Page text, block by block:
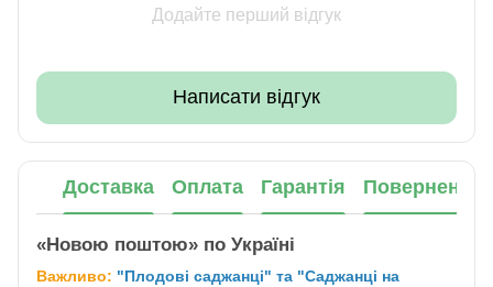
Додайте перший відгук
Написати відгук
Доставка Оплата Гарантія Повернення
«Новою поштою» по Україні
Важливо: "Плодові саджанці" та "Саджанці на